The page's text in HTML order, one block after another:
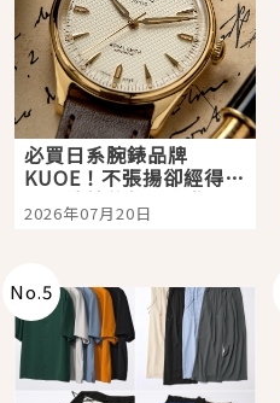
必買日系腕錶品牌
KUOE！不張揚卻經得起
時間洗鍊的經典之作五
選
2026年07月20日
No.5